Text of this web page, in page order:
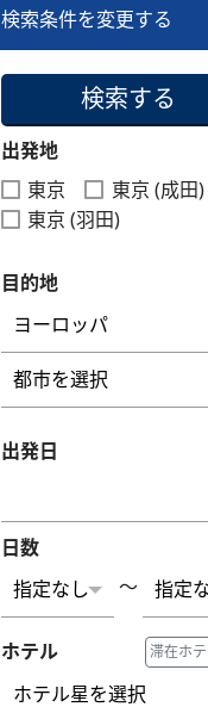
検索条件を変更する
検索する
出発地
東京
東京 (成田)
東京 (羽田)
目的地
出発日
日数
～
ホテル 滞在ホ